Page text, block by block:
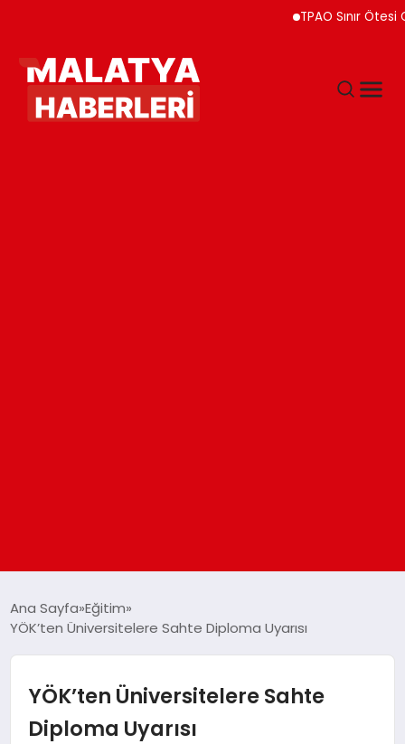
TPAO Sınır Ötesi
DÜNYA
Ana Sayfa Eğitim
YÖK’ten Üniversitelere Sahte Diploma Uyarısı
YÖK’ten Üniversitelere Sahte
Diploma Uyarısı